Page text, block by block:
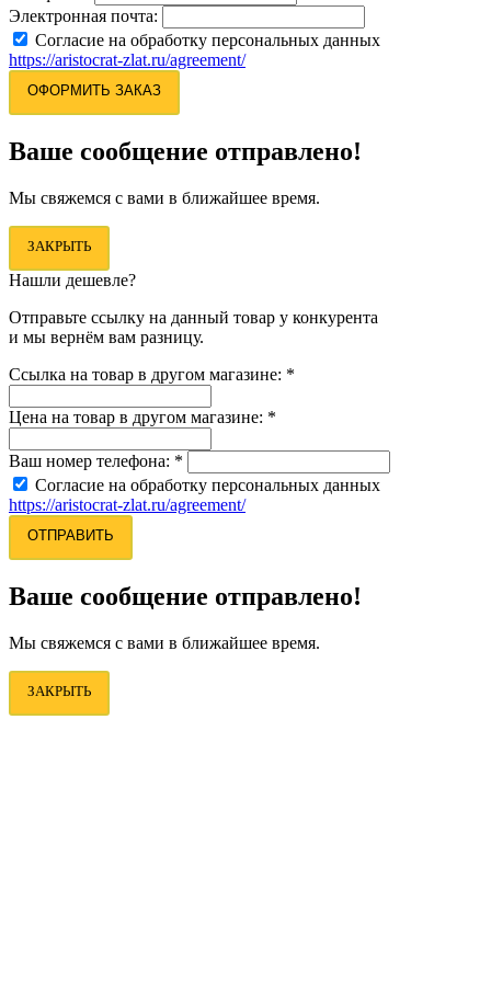
Электронная почта:
Согласие на обработку персональных данных
https://aristocrat-zlat.ru/agreement/
ОФОРМИТЬ ЗАКАЗ
Ваше сообщение отправлено!
Мы свяжемся с вами в ближайшее время.
ЗАКРЫТЬ
Нашли дешевле?
Отправьте ссылку на данный товар у конкурента
и мы вернём вам разницу.
Ссылка на товар в другом магазине: *
Цена на товар в другом магазине: *
Ваш номер телефона: *
Согласие на обработку персональных данных
https://aristocrat-zlat.ru/agreement/
ОТПРАВИТЬ
Ваше сообщение отправлено!
Мы свяжемся с вами в ближайшее время.
ЗАКРЫТЬ